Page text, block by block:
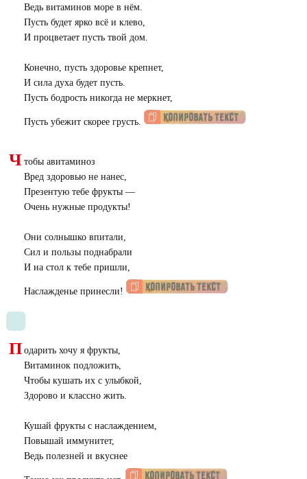
Ведь витаминов море в нём.
Пусть будет ярко всё и клево,
И процветает пусть твой дом.
Конечно, пусть здоровье крепнет,
И сила духа будет пусть.
Пусть бодрость никогда не меркнет,
Пусть убежит скорее грусть.
Ч тобы авитаминоз
Вред здоровью не нанес,
Презентую тебе фрукты —
Очень нужные продукты!
Они солнышко впитали,
Сил и пользы поднабрали
И на стол к тебе пришли,
Наслажденье принесли!
П одарить хочу я фрукты,
Витаминок подложить,
Чтобы кушать их с улыбкой,
Здорово и классно жить.
Кушай фрукты с наслаждением,
Повышай иммунитет,
Ведь полезней и вкуснее